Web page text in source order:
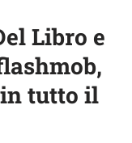
Libro e
tutto il